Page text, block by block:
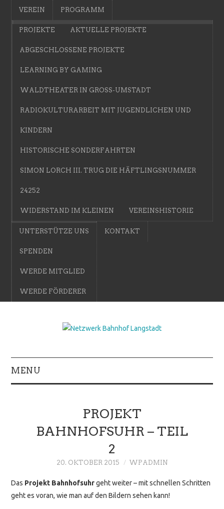
VEREIN PROGRAMM
PROJEKTE AKTUELLE PROJEKTE
ABGESCHLOSSENE PROJEKTE
LEARNING BY GAMING
WALDTHEATER IN GROSS-UMSTADT
RADIOKULTURARBEIT MIT JUGENDLICHEN UND
KINDERN
HISTORISCHE SONDERFAHRTEN
SIMON LORCH III. TRUG DIE HÄFTLINGSNUMMER
24252
WIDERSTAND IM KLEINEN VEREINSHISTORIE
UNTERSTÜTZE UNS
SPENDEN
WERDE MITGLIED
WERDE FÖRDERER
KONTAKT
MENU
PROJEKT
BAHNHOFSUHR – TEIL
2
20. OKTOBER 2015 WPADMIN
Das Projekt Bahnhofsuhrgeht weiter – mit schnellen Schritten
geht es voran, wie man auf den Bildern sehen kann!